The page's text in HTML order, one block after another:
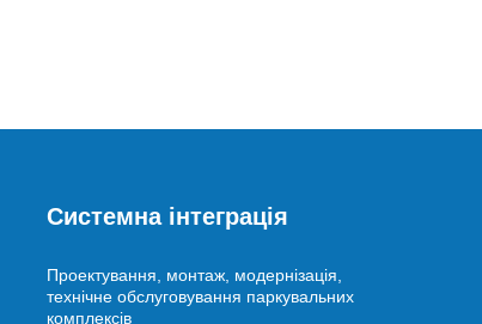
Системна інтеграція
Проектування, монтаж, модернізація,
технічне обслуговування паркувальних
комплексів